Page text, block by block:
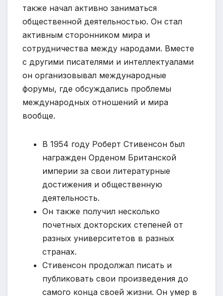
также начал активно заниматься
общественной деятельностью. Он стал
активным сторонником мира и
сотрудничества между народами. Вместе
с другими писателями и интеллектуалами
он организовывал международные
форумы, где обсуждались проблемы
международных отношений и мира
вообще.
В 1954 году Роберт Стивенсон был
награжден Орденом Британской
империи за свои литературные
достижения и общественную
деятельность.
Он также получил несколько
почетных докторских степеней от
разных университетов в разных
странах.
Стивенсон продолжал писать и
публиковать свои произведения до
самого конца своей жизни. Он умер в